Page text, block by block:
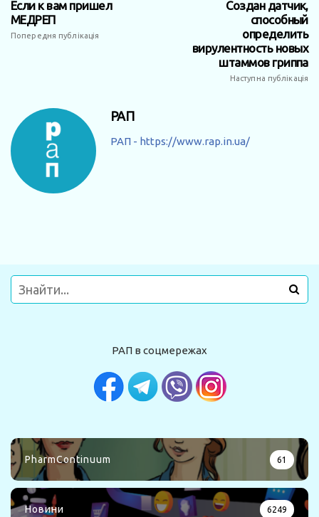
Если к вам пришел
МЕДРЕП
Попередня публікація
Создан датчик,
способный
определить
вирулентность новых
штаммов гриппа
Наступна публікація
РАП
РАП - https://www.rap.in.ua/
РАП в соцмережах
PharmContinuum 61
Новини 6249